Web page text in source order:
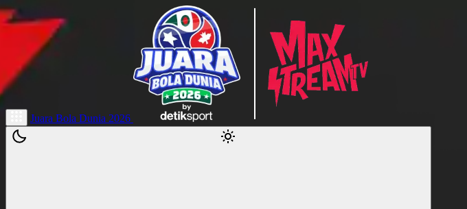
Juara Bola Dunia 2026